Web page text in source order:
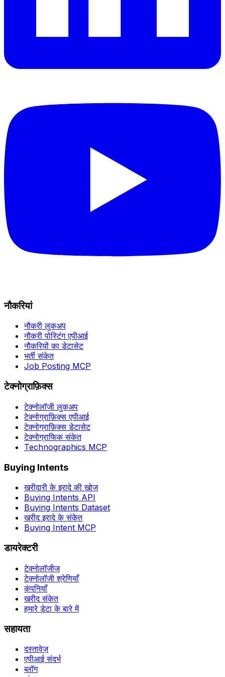
नौकरियां
नौकरी लुकअप
नौकरी पोस्टिंग एपीआई
नौकरियों का डेटासेट
भर्ती संकेत
Job Posting MCP
टेक्नोग्राफ़िक्स
टेक्नोलॉजी लुकअप
टेक्नोग्राफ़िक्स एपीआई
टेक्नोग्राफ़िक्स डेटासेट
टेक्नोग्राफिक संकेत
Technographics MCP
Buying Intents
खरीदारी के इरादे की खोज
Buying Intents API
Buying Intents Dataset
खरीद इरादे के संकेत
Buying Intent MCP
डायरेक्टरी
टेक्नोलॉजीज
टेक्नोलॉजी श्रेणियाँ
कंपनियाँ
खरीद संकेत
हमारे डेटा के बारे में
सहायता
दस्तावेज़
एपीआई संदर्भ
ब्लॉग